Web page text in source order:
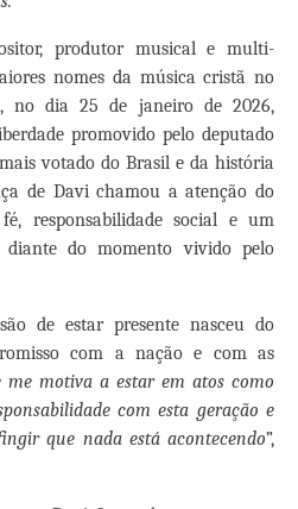
produtor musical e multi-
nomes da música cristã no
no dia 25 de janeiro de 2026,
promovido pelo deputado
votado do Brasil e da história
de Davi chamou a atenção do
responsabilidade social e um
diante do momento vivido pelo
de estar presente nasceu do
com a nação e com as
me motiva a estar em atos como
com esta geração e
que nada está acontecendo”,